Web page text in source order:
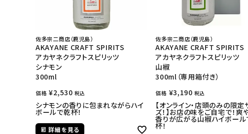
佐多宗二商店（鹿児島）
AKAYANE CRAFT SPIRITS
アカヤネクラフトスピリッツ
シナモン
300ml
価格 ¥2,530 税込
シナモンの香りに包まれながらハイ
ボールで乾杯！
詳細を見る
佐多宗二商店（鹿児島）
AKAYANE CRAFT SPIRITS
アカヤネクラフトスピリッツ
山椒
300ml（専用箱付き）
価格 ¥3,190 税込
【オンライン・店頭のみの限定
ズ！】お店の味をご自宅で！爽
香りが広がる山椒ハイボー
杯！